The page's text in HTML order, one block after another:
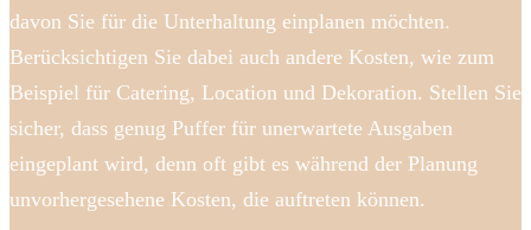
davon Sie für die Unterhaltung einplanen möchten.
Berücksichtigen Sie dabei auch andere Kosten, wie zum
Beispiel für Catering, Location und Dekoration. Stellen Sie
sicher, dass genug Puffer für unerwartete Ausgaben
eingeplant wird, denn oft gibt es während der Planung
unvorhergesehene Kosten, die auftreten können.